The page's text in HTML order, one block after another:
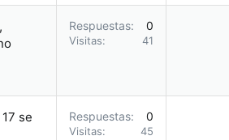
Respuestas 0
Visitas 41
se
Respuestas 0
Visitas 45